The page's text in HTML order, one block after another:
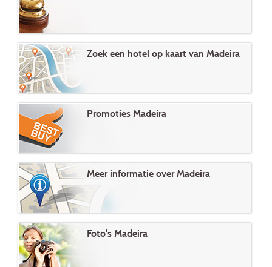
Zoek een hotel op kaart van Madeira
Promoties Madeira
Meer informatie over Madeira
Foto's Madeira